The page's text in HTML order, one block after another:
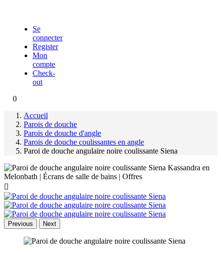
Se
connecter
Register
Mon
compte
Check-
out
0
Accueil
Parois de douche
Parois de douche d'angle
Parois de douche coulissantes en angle
Paroi de douche angulaire noire coulissante Siena

Previous Next